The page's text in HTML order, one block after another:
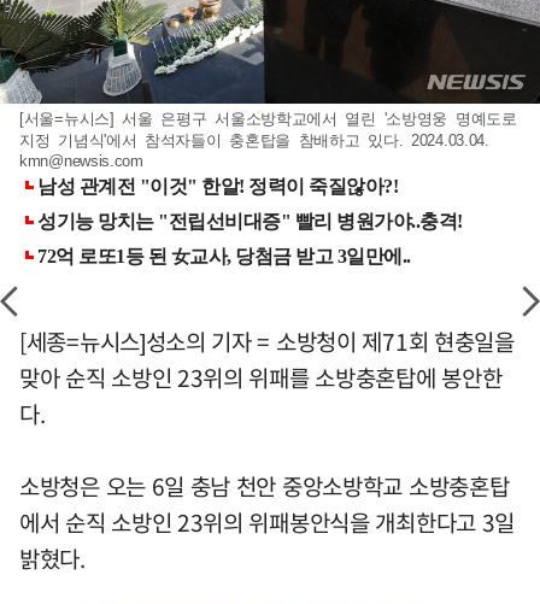
[서울=뉴시스] 서울 은평구 서울소방학교에서 열린 '소방영웅 명예도로
지정 기념식'에서 참석자들이 충혼탑을 참배하고 있다. 2024.03.04.
kmn@newsis.com
[세종=뉴시스]성소의 기자 = 소방청이 제71회 현충일을
맞아 순직 소방인 23위의 위패를 소방충혼탑에 봉안한
다.
소방청은 오는 6일 충남 천안 중앙소방학교 소방충혼탑
에서 순직 소방인 23위의 위패봉안식을 개최한다고 3일
밝혔다.